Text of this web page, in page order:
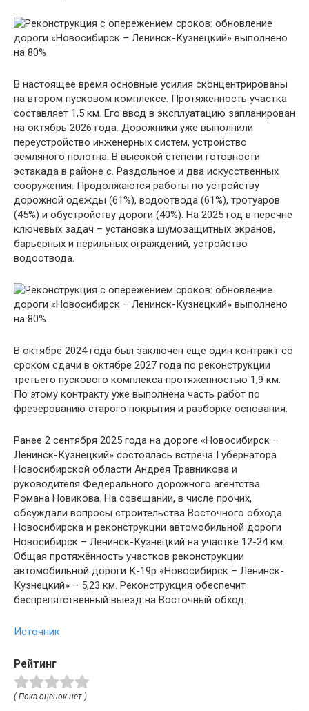
В настоящее время основные усилия сконцентрированы
на втором пусковом комплексе. Протяженность участка
составляет 1,5 км. Его ввод в эксплуатацию запланирован
на октябрь 2026 года. Дорожники уже выполнили
переустройство инженерных систем, устройство
земляного полотна. В высокой степени готовности
эстакада в районе с. Раздольное и два искусственных
сооружения. Продолжаются работы по устройству
дорожной одежды (61%), водоотвода (61%), тротуаров
(45%) и обустройству дороги (40%). На 2025 год в перечне
ключевых задач – установка шумозащитных экранов,
барьерных и перильных ограждений, устройство
водоотвода.
В октябре 2024 года был заключен еще один контракт со
сроком сдачи в октябре 2027 года по реконструкции
третьего пускового комплекса протяженностью 1,9 км.
По этому контракту уже выполнена часть работ по
фрезерованию старого покрытия и разборке основания.
Ранее 2 сентября 2025 года на дороге «Новосибирск –
Ленинск-Кузнецкий» состоялась встреча Губернатора
Новосибирской области Андрея Травникова и
руководителя Федерального дорожного агентства
Романа Новикова. На совещании, в числе прочих,
обсуждали вопросы строительства Восточного обхода
Новосибирска и реконструкции автомобильной дороги
Новосибирск – Ленинск-Кузнецкий на участке 12-24 км.
Общая протяжённость участков реконструкции
автомобильной дороги К-19р «Новосибирск – Ленинск-
Кузнецкий» – 5,23 км. Реконструкция обеспечит
беспрепятственный выезд на Восточный обход.
Источник
Рейтинг
( Пока оценок нет )